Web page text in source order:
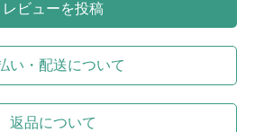
レビューを投稿
い・配送について
返品について